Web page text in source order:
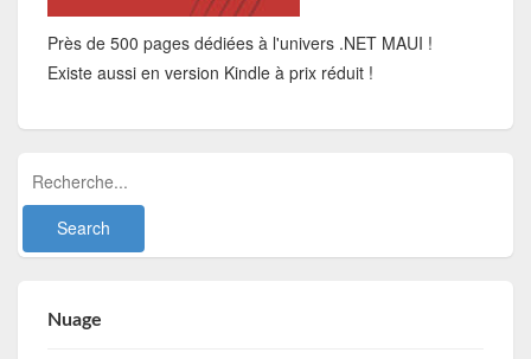
Près de 500 pages dédiées à l'univers .NET MAUI !
Existe aussi en version Kindle à prix réduit !
Nuage